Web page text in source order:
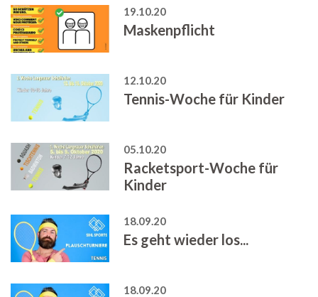
19.10.20
Maskenpflicht
12.10.20
Tennis-Woche für Kinder
05.10.20
Racketsport-Woche für
Kinder
18.09.20
Es geht wieder los...
18.09.20